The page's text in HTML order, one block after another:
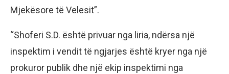
Mjekësore të Velesit”.
“Shoferi S.D. është privuar nga liria, ndërsa një
inspektim i vendit të ngjarjes është kryer nga një
prokuror publik dhe një ekip inspektimi nga